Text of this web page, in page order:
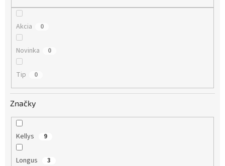
Akcia 0
Novinka 0
Tip 0
Značky
Kellys 9
Longus 3